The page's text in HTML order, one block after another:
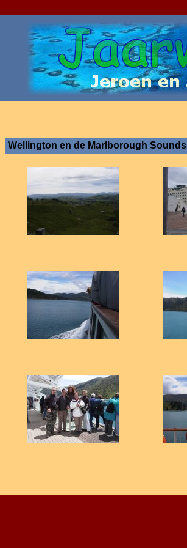
Wellington en de Marlborough Sounds